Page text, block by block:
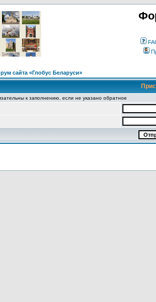
сайта «Глобус Беларуси»
к заполнению, если не указано обратное